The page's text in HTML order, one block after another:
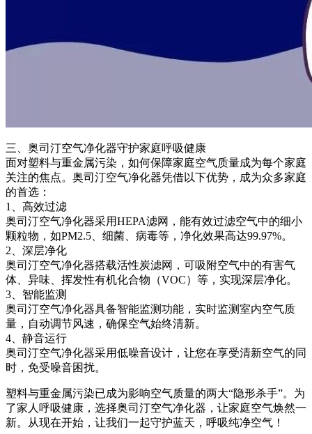
三、奥司汀空气净化器守护家庭呼吸健康
面对塑料与重金属污染，如何保障家庭空气质量成为每个家庭
关注的焦点。奥司汀空气净化器凭借以下优势，成为众多家庭
的首选：
1、高效过滤
奥司汀空气净化器采用HEPA滤网，能有效过滤空气中的细小
颗粒物，如PM2.5、细菌、病毒等，净化效果高达99.97%。
2、深层净化
奥司汀空气净化器搭载活性炭滤网，可吸附空气中的有害气
体、异味、挥发性有机化合物（VOC）等，实现深层净化。
3、智能监测
奥司汀空气净化器具备智能监测功能，实时监测室内空气质
量，自动调节风速，确保空气始终清新。
4、静音运行
奥司汀空气净化器采用低噪音设计，让您在享受清新空气的同
时，免受噪音困扰。
塑料与重金属污染已成为影响空气质量的两大“隐形杀手”。为
了家人呼吸健康，选择奥司汀空气净化器，让家庭空气焕然一
新。从现在开始，让我们一起守护蓝天，呼吸纯净空气！